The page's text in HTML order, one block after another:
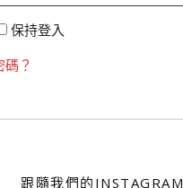
保持登入
？
跟隨我們的INSTAGRAM